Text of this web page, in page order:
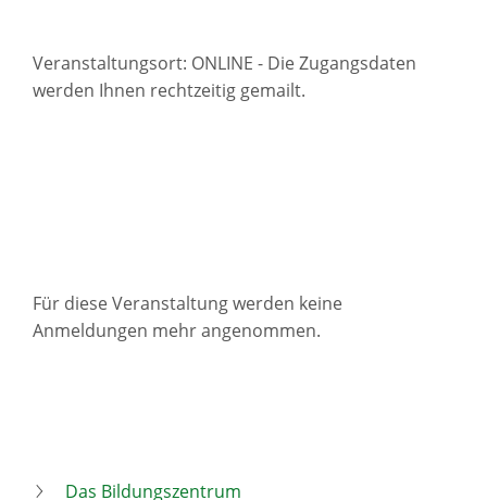
Veranstaltungsort: ONLINE - Die Zugangsdaten
werden Ihnen rechtzeitig gemailt.
Für diese Veranstaltung werden keine
Anmeldungen mehr angenommen.
Das Bildungszentrum